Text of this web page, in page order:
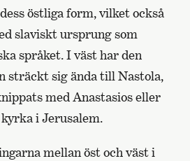
östliga form, vilket också
slaviskt ursprung som
språket. I väst har den
sträckt sig ända till Nastola,
med Anastasios eller
i Jerusalem.
mellan öst och väst i